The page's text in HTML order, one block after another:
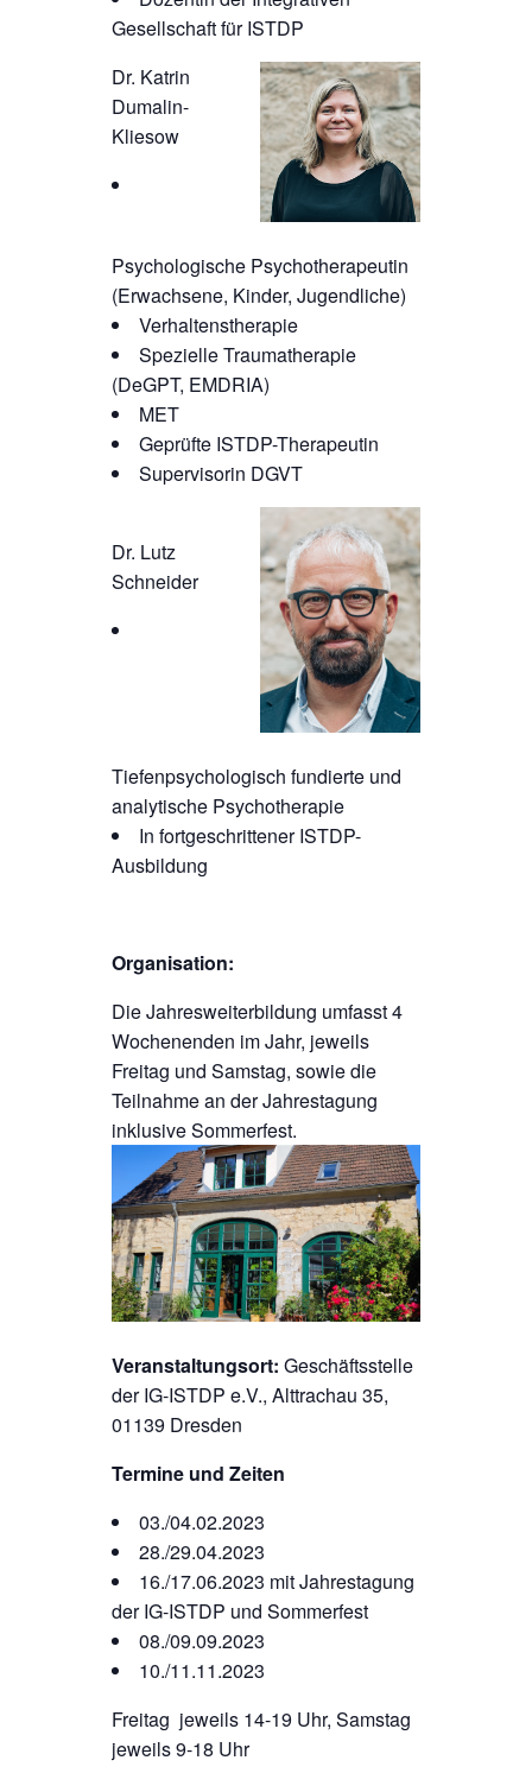
Gesellschaft für ISTDP
Dr. Katrin
Dumalin-
Kliesow
Psychologische Psychotherapeutin
(Erwachsene, Kinder, Jugendliche)
Verhaltenstherapie
Spezielle Traumatherapie
(DeGPT, EMDRIA)
MET
Geprüfte ISTDP-Therapeutin
Supervisorin DGVT
Dr. Lutz
Schneider
Tiefenpsychologisch fundierte und
analytische Psychotherapie
In fortgeschrittener ISTDP-
Ausbildung
Organisation:
Die Jahresweiterbildung umfasst 4
Wochenenden im Jahr, jeweils
Freitag und Samstag, sowie die
Teilnahme an der Jahrestagung
inklusive Sommerfest.
Veranstaltungsort: Geschäftsstelle
der IG-ISTDP e.V., Alttrachau 35,
01139 Dresden
Termine und Zeiten
03./04.02.2023
28./29.04.2023
16./17.06.2023 mit Jahrestagung
der IG-ISTDP und Sommerfest
08./09.09.2023
10./11.11.2023
Freitag jeweils 14-19 Uhr, Samstag
jeweils 9-18 Uhr